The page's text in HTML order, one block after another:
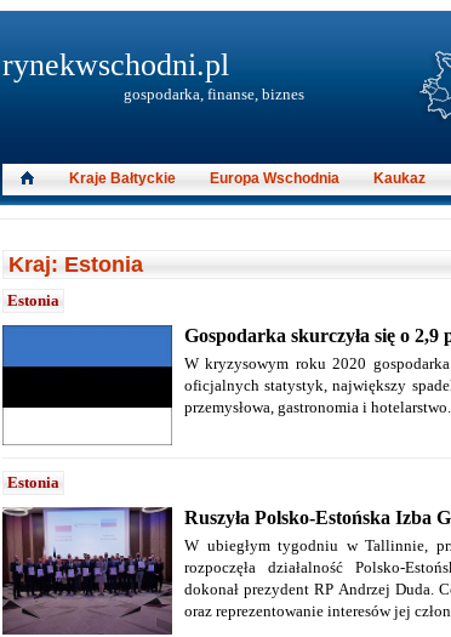
Kraj: Estonia
Estonia
Gospodarka skurczyła się o 2,9
W kryzysowym roku 2020
oficjalnych statystyk, największy
przemysłowa, gastronomia i hotelarstwo.
Estonia
Ruszyła Polsko-Estońska Izba
W ubiegłym tygodniu w Tallinnie,
rozpoczęła działalność Polsko-
dokonał prezydent RP Andrzej Duda.
oraz reprezentowanie interesów jej
rynekwschodni.pl
gospodarka, finanse, biznes
Kraje Bałtyckie Europa Wschodnia Kaukaz